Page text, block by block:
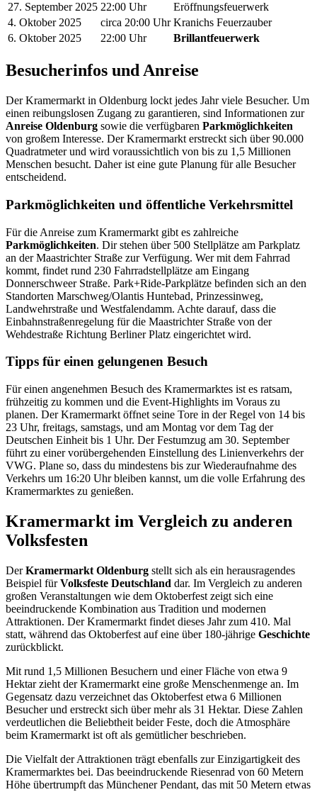
27. September 2025 22:00 Uhr
Eröffnungsfeuerwerk
4. Oktober 2025
circa 20:00 Uhr Kranichs Feuerzauber
6. Oktober 2025
22:00 Uhr Brillantfeuerwerk
Besucherinfos und Anreise
Der Kramermarkt in Oldenburg lockt jedes Jahr viele Besucher. Um
einen reibungslosen Zugang zu garantieren, sind Informationen zur
Anreise Oldenburg sowie die verfügbaren Parkmöglichkeiten
von großem Interesse. Der Kramermarkt erstreckt sich über 90.000
Quadratmeter und wird voraussichtlich von bis zu 1,5 Millionen
Menschen besucht. Daher ist eine gute Planung für alle Besucher
entscheidend.
Parkmöglichkeiten und öffentliche Verkehrsmittel
Für die Anreise zum Kramermarkt gibt es zahlreiche
Parkmöglichkeiten. Dir stehen über 500 Stellplätze am Parkplatz
an der Maastrichter Straße zur Verfügung. Wer mit dem Fahrrad
kommt, findet rund 230 Fahrradstellplätze am Eingang
Donnerschweer Straße. Park+Ride-Parkplätze befinden sich an den
Standorten Marschweg/Olantis Huntebad, Prinzessinweg,
Landwehrstraße und Westfalendamm. Achte darauf, dass die
Einbahnstraßenregelung für die Maastrichter Straße von der
Wehdestraße Richtung Berliner Platz eingerichtet wird.
Tipps für einen gelungenen Besuch
Für einen angenehmen Besuch des Kramermarktes ist es ratsam,
frühzeitig zu kommen und die Event-Highlights im Voraus zu
planen. Der Kramermarkt öffnet seine Tore in der Regel von 14 bis
23 Uhr, freitags, samstags, und am Montag vor dem Tag der
Deutschen Einheit bis 1 Uhr. Der Festumzug am 30. September
führt zu einer vorübergehenden Einstellung des Linienverkehrs der
VWG. Plane so, dass du mindestens bis zur Wiederaufnahme des
Verkehrs um 16:20 Uhr bleiben kannst, um die volle Erfahrung des
Kramermarktes zu genießen.
Kramermarkt im Vergleich zu anderen
Volksfesten
DerKramermarkt Oldenburg stellt sich als ein herausragendes
Beispiel fürVolksfeste Deutschland dar. Im Vergleich zu anderen
großen Veranstaltungen wie dem Oktoberfest zeigt sich eine
beeindruckende Kombination aus Tradition und modernen
Attraktionen. Der Kramermarkt findet dieses Jahr zum 410. Mal
statt, während das Oktoberfest auf eine über 180-jährige Geschichte
zurückblickt.
Mit rund 1,5 Millionen Besuchern und einer Fläche von etwa 9
Hektar zieht der Kramermarkt eine große Menschenmenge an. Im
Gegensatz dazu verzeichnet das Oktoberfest etwa 6 Millionen
Besucher und erstreckt sich über mehr als 31 Hektar. Diese Zahlen
verdeutlichen die Beliebtheit beider Feste, doch die Atmosphäre
beim Kramermarkt ist oft als gemütlicher beschrieben.
Die Vielfalt der Attraktionen trägt ebenfalls zur Einzigartigkeit des
Kramermarktes bei. Das beeindruckende Riesenrad von 60 Metern
Höhe übertrumpft das Münchener Pendant, das mit 50 Metern etwas